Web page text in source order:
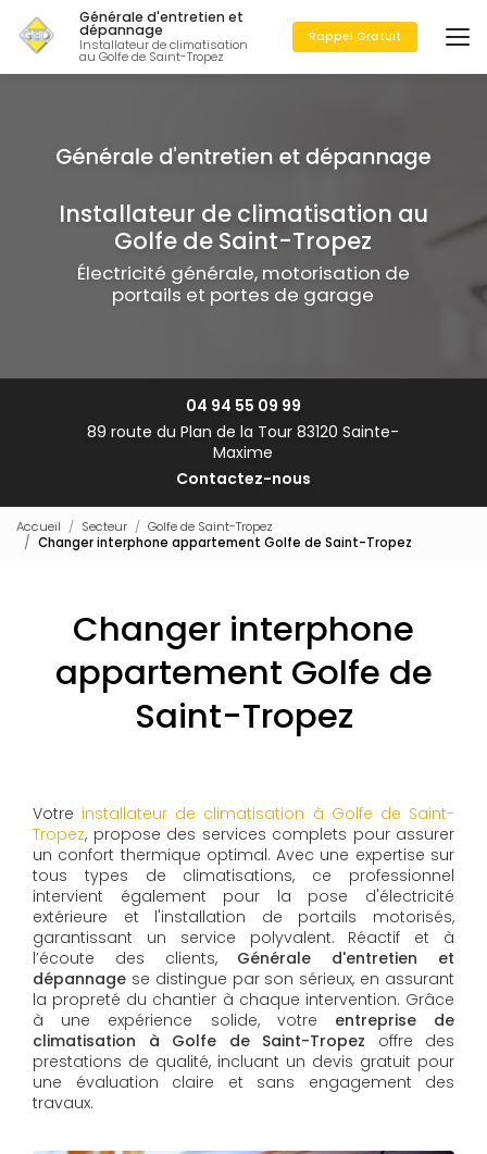
au
contenu
principal
Générale d'entretien et
dépannage
Installateur de climatisation
au Golfe de Saint-Tropez
Rappel Gratuit
Installateur de climatisation au
Golfe de Saint-Tropez
Électricité générale, motorisation de
portails et portes de garage
04 94 55 09 99
89 route du Plan de la Tour 83120 Sainte-
Maxime
Contactez-nous
Accueil Secteur
Golfe de Saint-Tropez
Changer interphone appartement Golfe de Saint-Tropez
Changer interphone
appartement Golfe de
Saint-Tropez
Votre installateur de climatisation à Golfe de Saint-
Tropez, propose des services complets pour assurer
un confort thermique optimal. Avec une expertise sur
tous types de climatisations, ce professionnel
intervient également pour la pose d'électricité
extérieure et l'installation de portails motorisés,
garantissant un service polyvalent. Réactif et à
l’écoute des clients, Générale d'entretien et
dépannage se distingue par son sérieux, en assurant
la propreté du chantier à chaque intervention. Grâce
à une expérience solide, votre entreprise de
climatisation à Golfe de Saint-Tropez offre des
prestations de qualité, incluant un devis gratuit pour
une évaluation claire et sans engagement des
travaux.